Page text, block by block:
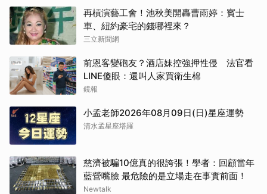
再槓演藝工會！池秋美開轟曹雨婷：賓士
車、紐約豪宅的錢哪裡來？
三立新聞網
前恩客變砲友？酒店妹控強押性侵 法官看
LINE傻眼：還叫人家買衛生棉
鏡報
小孟老師2026年08月09日(日)星座運勢
清水孟星座塔羅
慈濟被騙10億真的很誇張！學者：回顧當年
藍營嘴臉 最危險的是立場走在事實前面！
Newtalk